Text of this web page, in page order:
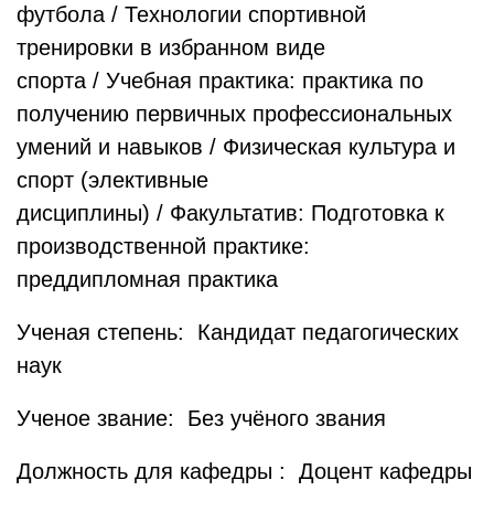
футбола / Технологии спортивной
тренировки в избранном виде
спорта / Учебная практика: практика по
получению первичных профессиональных
умений и навыков / Физическая культура и
спорт (элективные
дисциплины) / Факультатив: Подготовка к
производственной практике:
преддипломная практика
Ученая степень: Кандидат педагогических
наук
Ученое звание: Без учёного звания
Должность для кафедры : Доцент кафедры